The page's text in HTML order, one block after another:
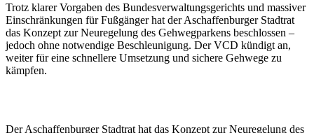
Trotz klarer Vorgaben des Bundesverwaltungsgerichts und massiver
Einschränkungen für Fußgänger hat der Aschaffenburger Stadtrat
das Konzept zur Neuregelung des Gehwegparkens beschlossen –
jedoch ohne notwendige Beschleunigung. Der VCD kündigt an,
weiter für eine schnellere Umsetzung und sichere Gehwege zu
kämpfen.
Der Aschaffenburger Stadtrat hat das Konzept zur Neuregelung des